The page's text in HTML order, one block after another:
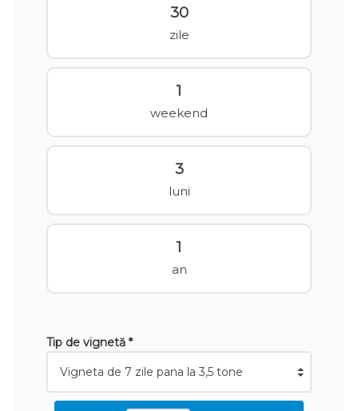
30
zile
1
weekend
3
luni
1
an
Tip de vignetă *